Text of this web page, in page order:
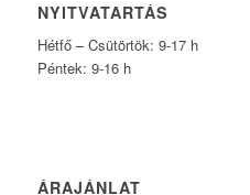
NYITVATARTÁS
Hétfő – Csütörtök: 9-17 h
Péntek: 9-16 h
ÁRAJÁNLAT